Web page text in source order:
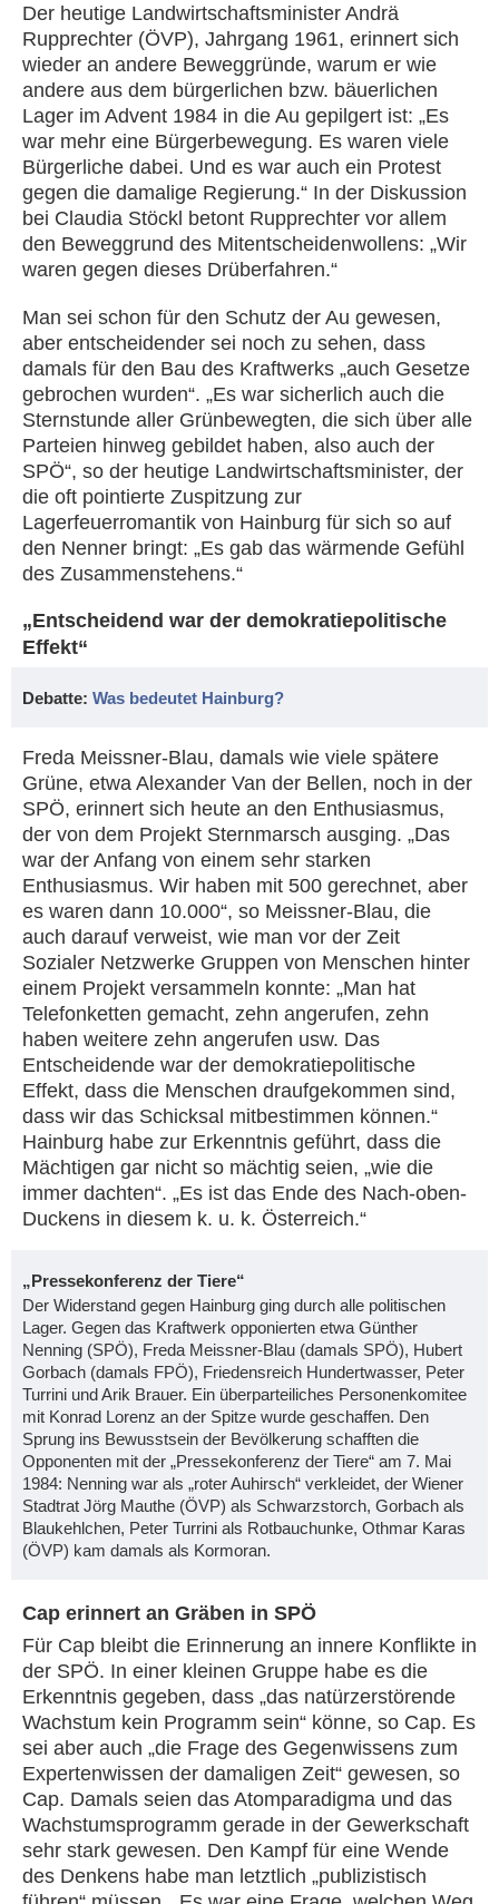
Der heutige Landwirtschaftsminister Andrä
Rupprechter (ÖVP), Jahrgang 1961, erinnert sich
wieder an andere Beweggründe, warum er wie
andere aus dem bürgerlichen bzw. bäuerlichen
Lager im Advent 1984 in die Au gepilgert ist: „Es
war mehr eine Bürgerbewegung. Es waren viele
Bürgerliche dabei. Und es war auch ein Protest
gegen die damalige Regierung.“ In der Diskussion
bei Claudia Stöckl betont Rupprechter vor allem
den Beweggrund des Mitentscheidenwollens: „Wir
waren gegen dieses Drüberfahren.“
Man sei schon für den Schutz der Au gewesen,
aber entscheidender sei noch zu sehen, dass
damals für den Bau des Kraftwerks „auch Gesetze
gebrochen wurden“. „Es war sicherlich auch die
Sternstunde aller Grünbewegten, die sich über alle
Parteien hinweg gebildet haben, also auch der
SPÖ“, so der heutige Landwirtschaftsminister, der
die oft pointierte Zuspitzung zur
Lagerfeuerromantik von Hainburg für sich so auf
den Nenner bringt: „Es gab das wärmende Gefühl
des Zusammenstehens.“
„Entscheidend war der demokratiepolitische
Effekt“
Debatte: Was bedeutet Hainburg?
Freda Meissner-Blau, damals wie viele spätere
Grüne, etwa Alexander Van der Bellen, noch in der
SPÖ, erinnert sich heute an den Enthusiasmus,
der von dem Projekt Sternmarsch ausging. „Das
war der Anfang von einem sehr starken
Enthusiasmus. Wir haben mit 500 gerechnet, aber
es waren dann 10.000“, so Meissner-Blau, die
auch darauf verweist, wie man vor der Zeit
Sozialer Netzwerke Gruppen von Menschen hinter
einem Projekt versammeln konnte: „Man hat
Telefonketten gemacht, zehn angerufen, zehn
haben weitere zehn angerufen usw. Das
Entscheidende war der demokratiepolitische
Effekt, dass die Menschen draufgekommen sind,
dass wir das Schicksal mitbestimmen können.“
Hainburg habe zur Erkenntnis geführt, dass die
Mächtigen gar nicht so mächtig seien, „wie die
immer dachten“. „Es ist das Ende des Nach-oben-
Duckens in diesem k. u. k. Österreich.“
„Pressekonferenz der Tiere“
Der Widerstand gegen Hainburg ging durch alle politischen
Lager. Gegen das Kraftwerk opponierten etwa Günther
Nenning (SPÖ), Freda Meissner-Blau (damals SPÖ), Hubert
Gorbach (damals FPÖ), Friedensreich Hundertwasser, Peter
Turrini und Arik Brauer. Ein überparteiliches Personenkomitee
mit Konrad Lorenz an der Spitze wurde geschaffen. Den
Sprung ins Bewusstsein der Bevölkerung schafften die
Opponenten mit der „Pressekonferenz der Tiere“ am 7. Mai
1984: Nenning war als „roter Auhirsch“ verkleidet, der Wiener
Stadtrat Jörg Mauthe (ÖVP) als Schwarzstorch, Gorbach als
Blaukehlchen, Peter Turrini als Rotbauchunke, Othmar Karas
(ÖVP) kam damals als Kormoran.
Cap erinnert an Gräben in SPÖ
Für Cap bleibt die Erinnerung an innere Konflikte in
der SPÖ. In einer kleinen Gruppe habe es die
Erkenntnis gegeben, dass „das natürzerstörende
Wachstum kein Programm sein“ könne, so Cap. Es
sei aber auch „die Frage des Gegenwissens zum
Expertenwissen der damaligen Zeit“ gewesen, so
Cap. Damals seien das Atomparadigma und das
Wachstumsprogramm gerade in der Gewerkschaft
sehr stark gewesen. Den Kampf für eine Wende
des Denkens habe man letztlich „publizistisch